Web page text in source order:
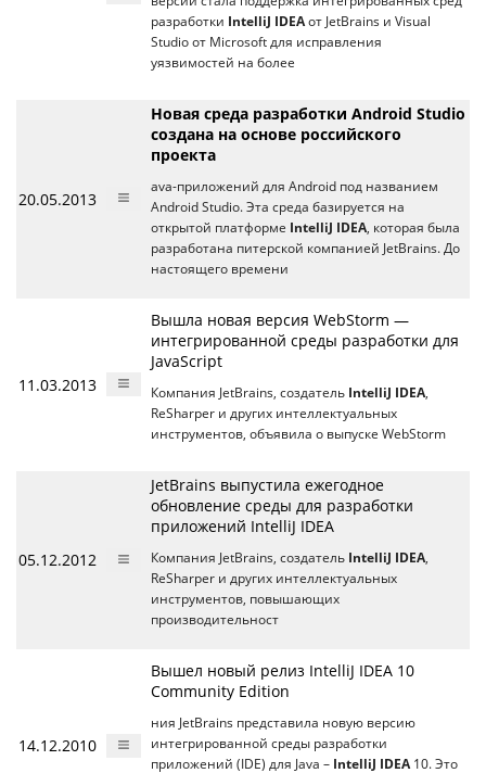
разработки IntelliJ IDEAот JetBrains и Visual
Studio от Microsoft для исправления
уязвимостей на более
20.05.2013
Новая среда разработки Android Studio
создана на основе российского
проекта
ava-приложений для Android под названием
Android Studio. Эта среда базируется на
открытой платформе IntelliJ IDEA, которая была
разработана питерской компанией JetBrains. До
настоящего времени
11.03.2013
Вышла новая версия WebStorm —
интегрированной среды разработки для
JavaScript
Компания JetBrains, создатель IntelliJ IDEA,
ReSharper и других интеллектуальных
инструментов, объявила о выпуске WebStorm
05.12.2012
JetBrains выпустила ежегодное
обновление среды для разработки
приложений IntelliJ IDEA
Компания JetBrains, создатель IntelliJ IDEA,
ReSharper и других интеллектуальных
инструментов, повышающих
производительност
14.12.2010
Вышел новый релиз IntelliJ IDEA 10
Community Edition
ния JetBrains представила новую версию
интегрированной среды разработки
приложений (IDE) для Java – IntelliJ IDEA10. Это